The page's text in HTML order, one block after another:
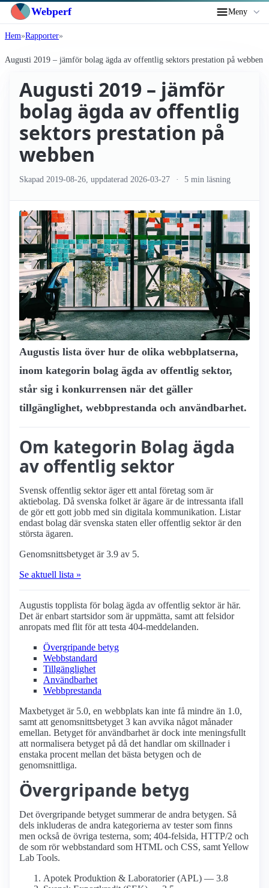
Webperf Meny
Hem Rapporter
Augusti 2019 – jämför bolag ägda av offentlig sektors prestation på webben
Augusti 2019 – jämför
bolag ägda av offentlig
sektors prestation på
webben
Skapad 2019-08-26 , uppdaterad 2026-03-27 5 min läsning
Augustis lista över hur de olika webbplatserna,
inom kategorin bolag ägda av offentlig sektor,
står sig i konkurrensen när det gäller
tillgänglighet, webbprestanda och användbarhet.
Om kategorin Bolag ägda
av offentlig sektor
Svensk offentlig sektor äger ett antal företag som är
aktiebolag. Då svenska folket är ägare är de intressanta ifall
de gör ett gott jobb med sin digitala kommunikation. Listar
endast bolag där svenska staten eller offentlig sektor är den
största ägaren.
Genomsnittsbetyget är 3.9 av 5.
Se aktuell lista »
Augustis topplista för bolag ägda av offentlig sektor är här.
Det är enbart startsidor som är uppmätta, samt att felsidor
anropats med flit för att testa 404-meddelanden.
Övergripande betyg
Webbstandard
Tillgänglighet
Användbarhet
Webbprestanda
Maxbetyget är 5.0, en webbplats kan inte få mindre än 1.0,
samt att genomsnittsbetyget 3 kan avvika något månader
emellan. Betyget för användbarhet är dock inte meningsfullt
att normalisera betyget på då det handlar om skillnader i
enstaka procent mellan det bästa betygen och de
genomsnittliga.
Övergripande betyg
Det övergripande betyget summerar de andra betygen. Så
dels inkluderas de andra kategorierna av tester som finns
men också de övriga testerna, som; 404-felsida, HTTP/2 och
de som rör webbstandard som HTML och CSS, samt Yellow
Lab Tools.
Apotek Produktion & Laboratorier (APL) — 3.8